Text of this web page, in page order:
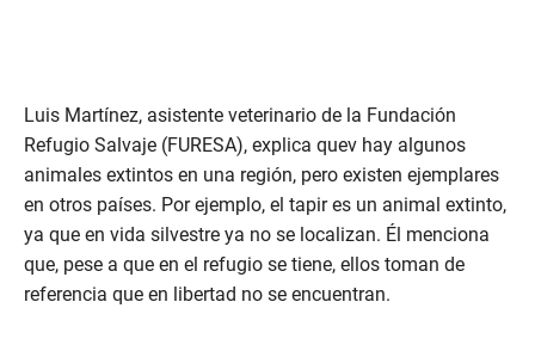
Luis Martínez, asistente veterinario de la Fundación
Refugio Salvaje (FURESA), explica quev hay algunos
animales extintos en una región, pero existen ejemplares
en otros países. Por ejemplo, el tapir es un animal extinto,
ya que en vida silvestre ya no se localizan. Él menciona
que, pese a que en el refugio se tiene, ellos toman de
referencia que en libertad no se encuentran.